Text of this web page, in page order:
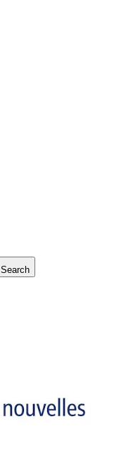
Search